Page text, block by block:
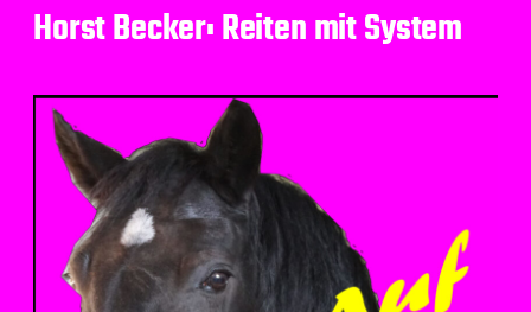
Horst Becker: Reiten mit System